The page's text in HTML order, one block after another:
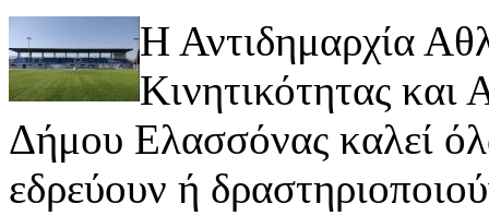
Η Αντιδημαρχία
Κινητικότητας
Δήμου Ελασσόνας καλεί
εδρεύουν ή